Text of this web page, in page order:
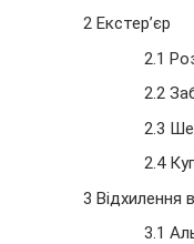
2 Екстер’єр
2.1
2.2
2.3
2.4
3 Відхилення
3.1